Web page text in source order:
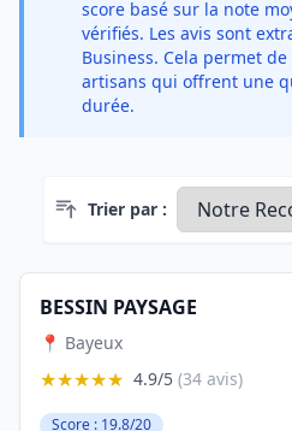
score basé sur la note
vérifiés. Les avis sont
Business. Cela permet
artisans qui offrent une
durée.
Trier par :
BESSIN PAYSAGE
📍 Bayeux
★★★★★ 4.9/5 (34 avis)
Score : 19.8/20